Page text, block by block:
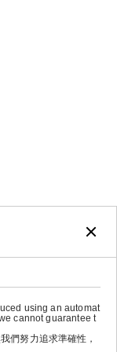
using an automat
cannot guarantee t
們努力追求準確性，